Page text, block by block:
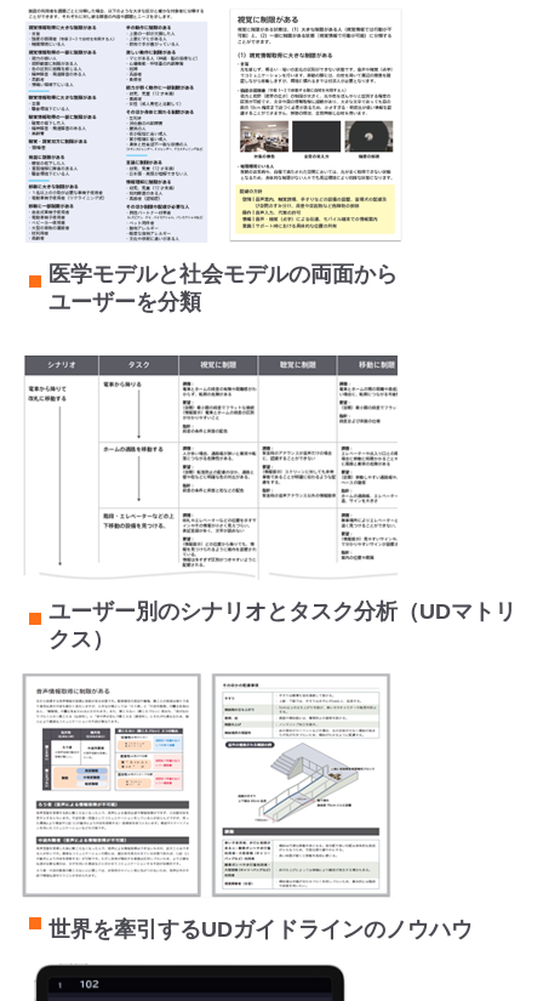
医学モデルと社会モデルの両面から
ユーザーを分類
ユーザー別のシナリオとタスク分析（UDマトリ
クス）
世界を牽引するUDガイドラインのノウハウ